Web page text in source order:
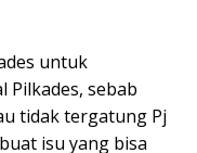
untuk
Pilkades, sebab
tidak tergatung Pj
isu yang bisa